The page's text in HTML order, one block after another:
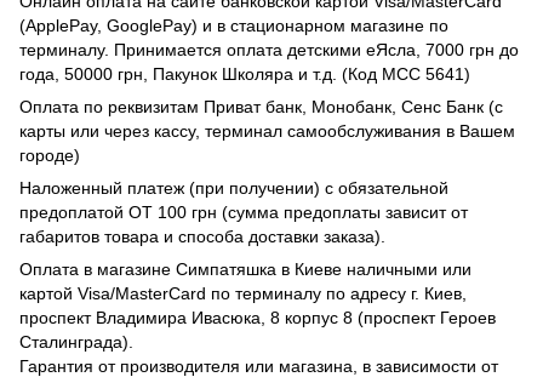
(ApplePay, GooglePay) и в стационарном магазине по
терминалу. Принимается оплата детскими еЯсла, 7000 грн до
года, 50000 грн, Пакунок Школяра и т.д. (Код МСС 5641)
Оплата по реквизитам Приват банк, Монобанк, Сенс Банк (с
карты или через кассу, терминал самообслуживания в Вашем
городе)
Наложенный платеж (при получении) с обязательной
предоплатой ОТ 100 грн (сумма предоплаты зависит от
габаритов товара и способа доставки заказа).
Оплата в магазине Симпатяшка в Киеве наличными или
картой Visa/MasterCard по терминалу по адресу г. Киев,
проспект Владимира Ивасюка, 8 корпус 8 (проспект Героев
Сталинграда).
Гарантия от производителя или магазина, в зависимости от